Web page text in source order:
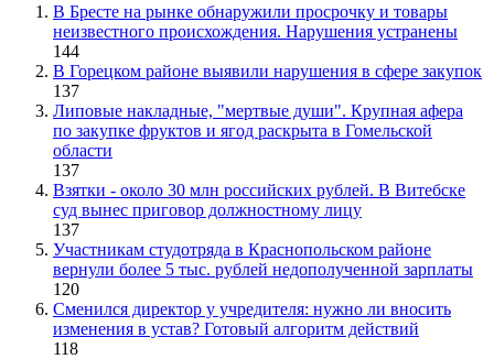
В Бресте на рынке обнаружили просрочку и товары
неизвестного происхождения. Нарушения устранены
144
В Горецком районе выявили нарушения в сфере закупок
137
Липовые накладные, "мертвые души". Крупная афера
по закупке фруктов и ягод раскрыта в Гомельской
области
137
Взятки - около 30 млн российских рублей. В Витебске
суд вынес приговор должностному лицу
137
Участникам студотряда в Краснопольском районе
вернули более 5 тыс. рублей недополученной зарплаты
120
Сменился директор у учредителя: нужно ли вносить
изменения в устав? Готовый алгоритм действий
118